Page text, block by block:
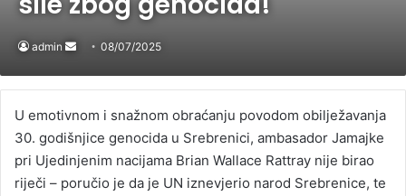
admin
Send
email
08/07/2025
U emotivnom i snažnom obraćanju povodom obilježavanja
30. godišnjice genocida u Srebrenici, ambasador Jamajke
pri Ujedinjenim nacijama Brian Wallace Rattray nije birao
riječi – poručio je da je UN iznevjerio narod Srebrenice, te